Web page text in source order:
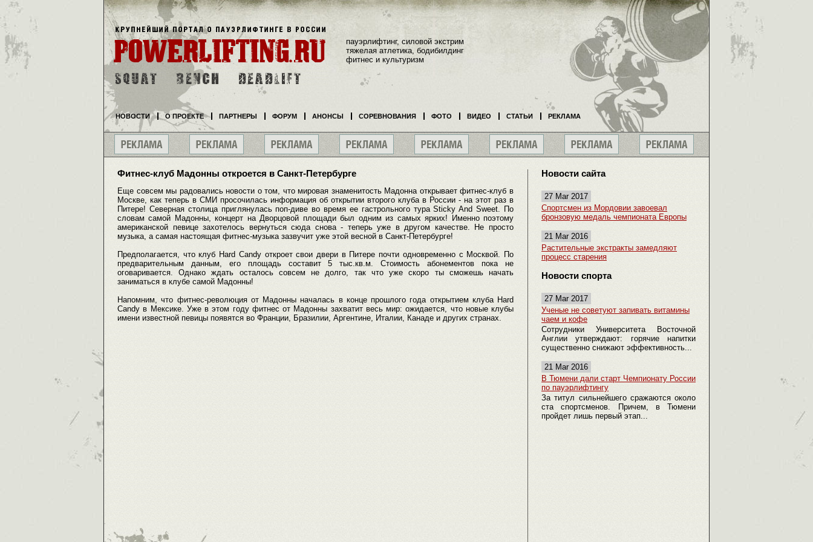
Фитнес-клуб Мадонны откроется в Санкт-Петербурге
Еще совсем мы радовались новости о том, что мировая знаменитость Мадонна открывает фитнес-клуб в
Москве, как теперь в СМИ просочилась информация об открытии второго клуба в России - на этот раз в
Питере! Северная столица приглянулась поп-диве во время ее гастрольного тура Sticky And Sweet. По
словам самой Мадонны, концерт на Дворцовой площади был одним из самых ярких! Именно поэтому
американской певице захотелось вернуться сюда снова - теперь уже в другом качестве. Не просто
музыка, а самая настоящая фитнес-музыка зазвучит уже этой весной в Санкт-Петербурге!
Предполагается, что клуб Hard Candy откроет свои двери в Питере почти одновременно с Москвой. По
предварительным данным, его площадь составит 5 тыс.кв.м. Стоимость абонементов пока не
оговаривается. Однако ждать осталось совсем не долго, так что уже скоро ты сможешь начать
заниматься в клубе самой Мадонны!
Напомним, что фитнес-революция от Мадонны началась в конце прошлого года открытием клуба Hard
Candy в Мексике. Уже в этом году фитнес от Мадонны захватит весь мир: ожидается, что новые клубы
имени известной певицы появятся во Франции, Бразилии, Аргентине, Италии, Канаде и других странах.
Новости сайта
27 Mar 2017
Спортсмен из Мордовии завоевал
бронзовую медаль чемпионата Европы
21 Mar 2016
Растительные экстракты замедляют
процесс старения
Новости спорта
27 Mar 2017
Ученые не советуют запивать витамины
чаем и кофе
Сотрудники Университета Восточной
Англии утверждают: горячие напитки
существенно снижают эффективность...
21 Mar 2016
В Тюмени дали старт Чемпионату России
по пауэрлифтингу
За титул сильнейшего сражаются около
ста спортсменов. Причем, в Тюмени
пройдет лишь первый этап...
пауэрлифтинг, силовой экстрим
тяжелая атлетика, бодибилдинг
фитнес и культуризм
НОВОСТИ О ПРОЕКТЕ ПАРТНЕРЫ ФОРУМ АНОНСЫ СОРЕВНОВАНИЯ ФОТО ВИДЕО СТАТЬИ РЕКЛАМА